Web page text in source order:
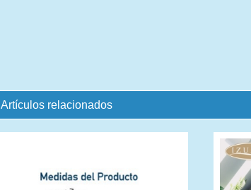
Artículos relacionados